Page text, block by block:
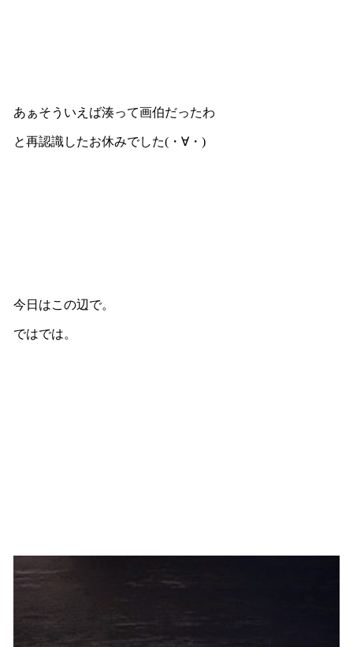
あぁそういえば湊って画伯だったわ
と再認識したお休みでした(・∀・)
今日はこの辺で。
ではでは。